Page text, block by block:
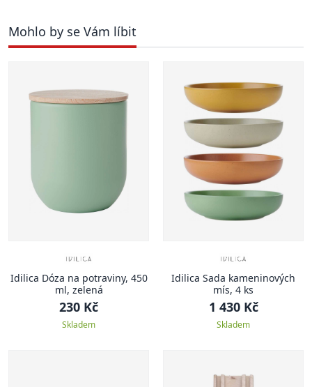
Mohlo by se Vám líbit
Idilica Dóza na potraviny, 450
ml, zelená
230 Kč
Skladem
Idilica Sada kameninových
mís, 4 ks
1 430 Kč
Skladem